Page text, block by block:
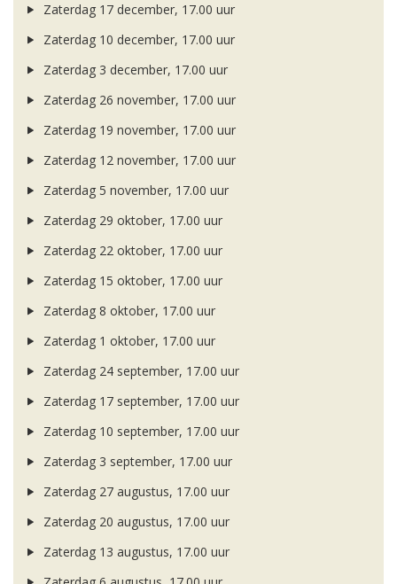
Zaterdag 17 december, 17.00 uur
Zaterdag 10 december, 17.00 uur
Zaterdag 3 december, 17.00 uur
Zaterdag 26 november, 17.00 uur
Zaterdag 19 november, 17.00 uur
Zaterdag 12 november, 17.00 uur
Zaterdag 5 november, 17.00 uur
Zaterdag 29 oktober, 17.00 uur
Zaterdag 22 oktober, 17.00 uur
Zaterdag 15 oktober, 17.00 uur
Zaterdag 8 oktober, 17.00 uur
Zaterdag 1 oktober, 17.00 uur
Zaterdag 24 september, 17.00 uur
Zaterdag 17 september, 17.00 uur
Zaterdag 10 september, 17.00 uur
Zaterdag 3 september, 17.00 uur
Zaterdag 27 augustus, 17.00 uur
Zaterdag 20 augustus, 17.00 uur
Zaterdag 13 augustus, 17.00 uur